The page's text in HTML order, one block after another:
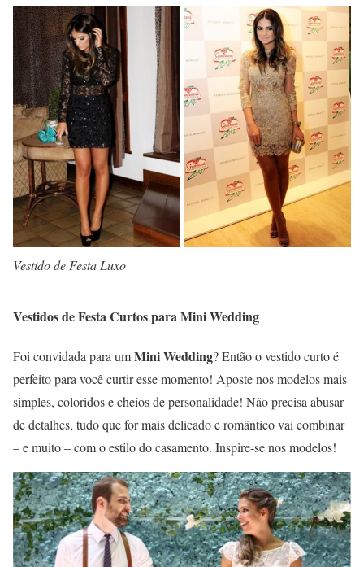
Vestido de Festa Luxo
Vestidos de Festa Curtos para Mini Wedding
Foi convidada para umMini Wedding? Então o vestido curto é
perfeito para você curtir esse momento! Aposte nos modelos mais
simples, coloridos e cheios de personalidade! Não precisa abusar
de detalhes, tudo que for mais delicado e romântico vai combinar
– e muito – com o estilo do casamento. Inspire-se nos modelos!